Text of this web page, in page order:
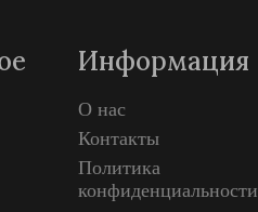
Информация
О нас
Контакты
Политика
конфиденциальности